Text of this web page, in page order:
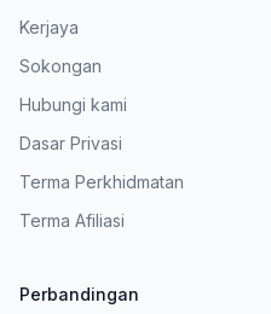
Kerjaya
Sokongan
Hubungi kami
Dasar Privasi
Terma Perkhidmatan
Terma Afiliasi
Perbandingan